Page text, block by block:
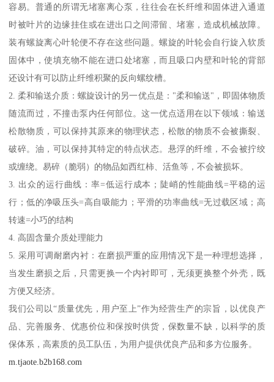
容易。普通的所谓无堵塞离心泵，往往会在长纤维和固体进入通道
时被叶片的边缘挂住或在进出口之间滞留、堵塞，造成机械故障。
装有螺旋离心叶轮便不存在这些问题。螺旋的叶轮会自行旋入软质
固体中，使填充物不能在进口处堵塞，而且吸口内壁和叶轮的背部
还设计有可以防止纤维积聚的反向螺纹槽。
2. 柔和输送介质：螺旋设计的另一优点是："柔和输送"，即固体物质
随流而过，不撞击泵内任何部位。这一优点适用在以下领域：输送
松散物质，可以保持其原来的物理状态，松散的物质不会被撕裂、
破碎。油，可以保持其特定的特点状态。悬浮的纤维，不会被拧绞
或缠绕。易碎（脆弱）的物品如西红柿、活鱼等，不会被损坏。
3. 出众的运行曲线：率=低运行成本；陡峭的性能曲线=平稳的运
行；低的净吸压头=高自吸能力；平滑的功率曲线=无过载区域；高
转速=小巧的结构
4. 高固含量介质处理能力
5. 采用可调耐磨内衬：在磨损严重的应用情况下是一种理想选择，
当发生磨损之后，只需更换一个内衬即可，无须更换整个外壳，既
方便又经济。
我们公司以“质量优先，用户至上”作为经营生产的宗旨，以优良产
品、完善服务、优惠价位和保按时供货，保数量不缺，以科学的质
保体系，高素质的员工队伍，为用户提供优良产品和多方位服务。
m.tjaote.b2b168.com